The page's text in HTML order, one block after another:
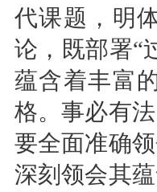
代课题，明
论，既部署“
蕴含着丰富
格。事必有
要全面准确
深刻领会其